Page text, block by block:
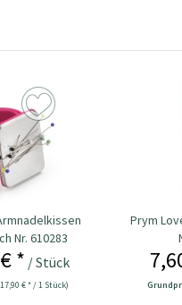
Nr. 610283
* / Stück
€ * / 1 Stück)
Prym